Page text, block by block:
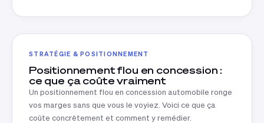
STRATÉGIE & POSITIONNEMENT
Positionnement flou en concession :
ce que ça coûte vraiment
Un positionnement flou en concession automobile ronge
vos marges sans que vous le voyiez. Voici ce que ça
coûte concrètement et comment y remédier.